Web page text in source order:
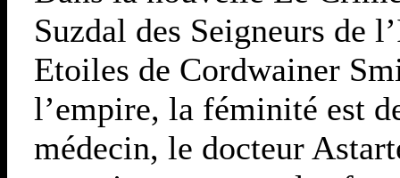
Suzdal des Seigneurs de
Etoiles de Cordwainer
l’empire, la féminité est
médecin, le docteur